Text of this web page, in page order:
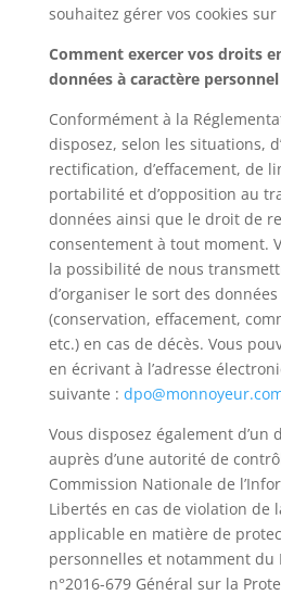
souhaitez gérer vos cookies sur
Comment exercer vos droits
données à caractère personnel
Conformément à la
disposez, selon les situations,
rectification, d’effacement, de
portabilité et d’opposition au
données ainsi que le droit de
consentement à tout moment.
la possibilité de nous
d’organiser le sort des
(conservation, effacement,
etc.) en cas de décès. Vous
en écrivant à l’adresse
suivante :
Vous disposez également d’un
auprès d’une autorité de
Commission Nationale de
Libertés en cas de violation de
applicable en matière de
personnelles et notamment du
n°2016-679 Général sur la